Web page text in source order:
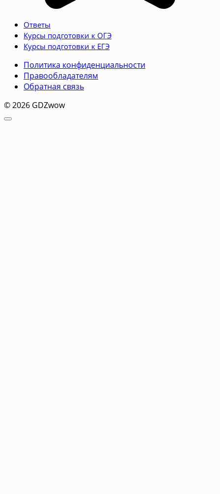
Ответы
Курсы подготовки к ОГЭ
Курсы подготовки к ЕГЭ
Политика конфиденциальности
Правообладателям
Обратная связь
© 2026 GDZwow